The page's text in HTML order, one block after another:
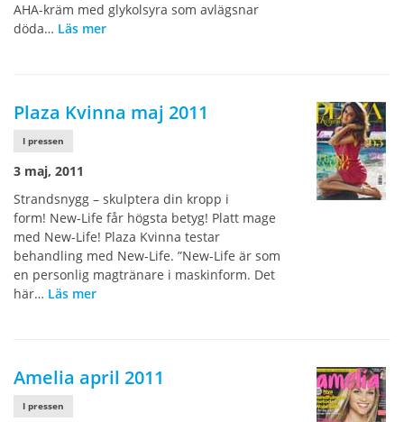
AHA-kräm med glykolsyra som avlägsnar
döda… Läs mer
Plaza Kvinna maj 2011
I pressen
3 maj, 2011
Strandsnygg – skulptera din kropp i
form! New-Life får högsta betyg! Platt mage
med New-Life! Plaza Kvinna testar
behandling med New-Life. ”New-Life är som
en personlig magtränare i maskinform. Det
här… Läs mer
Amelia april 2011
I pressen